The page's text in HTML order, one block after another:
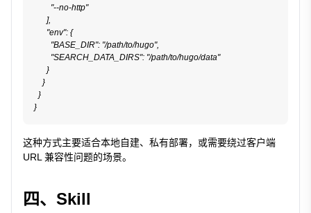
这种方式主要适合本地自建、私有部署，或需要绕过客户端
URL 兼容性问题的场景。
四、Skill